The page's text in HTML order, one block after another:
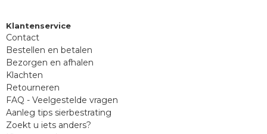
Klantenservice
Contact
Bestellen en betalen
Bezorgen en afhalen
Klachten
Retourneren
FAQ - Veelgestelde vragen
Aanleg tips sierbestrating
Zoekt u iets anders?